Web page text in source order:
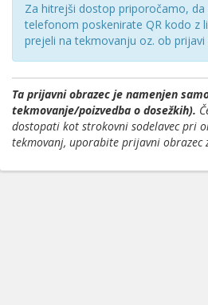
Za hitrejši dostop priporočamo,
telefonom poskenirate QR kodo z
prejeli na tekmovanju oz. ob
Ta prijavni obrazec je namenjen
tekmovanje/poizvedba o dosežkih).
dostopati kot strokovni sodelavec pri
tekmovanj, uporabite prijavni obrazec